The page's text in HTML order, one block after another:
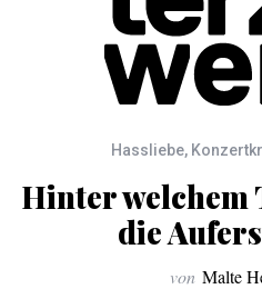
Hassliebe,
Hinter welchem
die
von Malte